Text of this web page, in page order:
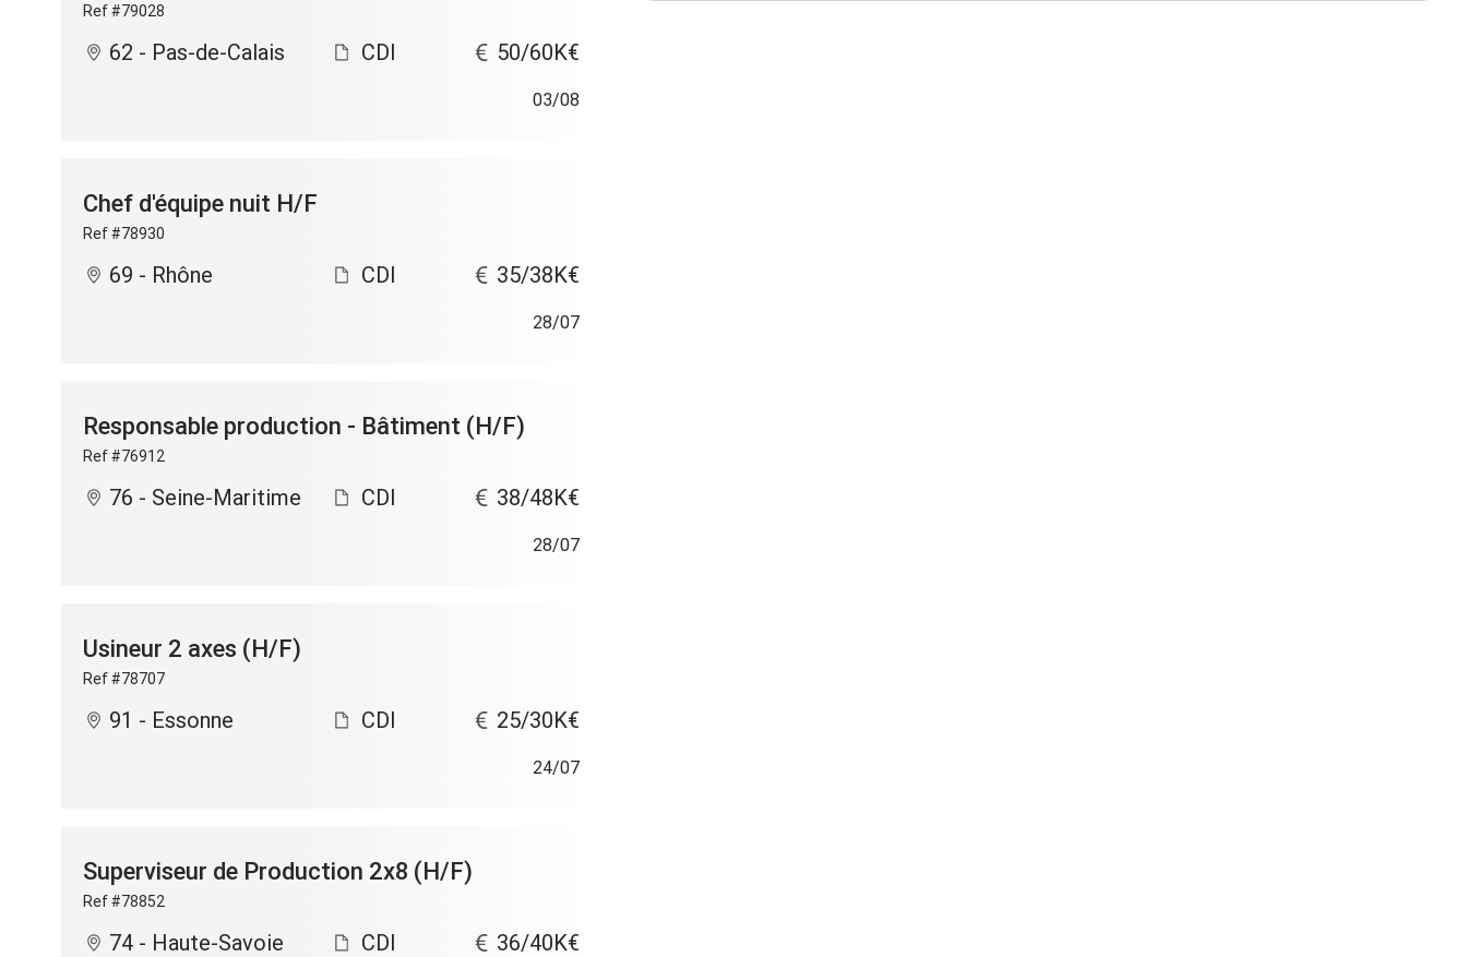
Ref #79028
62 - Pas-de-Calais CDI 50/60K€
03/08
Chef d'équipe nuit H/F
Ref #78930
69 - Rhône CDI 35/38K€
28/07
Responsable production - Bâtiment (H/F)
Ref #76912
76 - Seine-Maritime CDI 38/48K€
28/07
Usineur 2 axes (H/F)
Ref #78707
91 - Essonne CDI 25/30K€
24/07
Superviseur de Production 2x8 (H/F)
Ref #78852
74 - Haute-Savoie CDI 36/40K€